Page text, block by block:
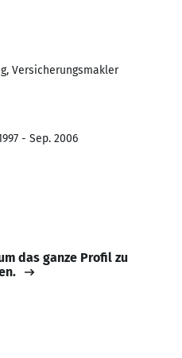
Versicherungsmakler
- Sep. 2006
das ganze Profil zu